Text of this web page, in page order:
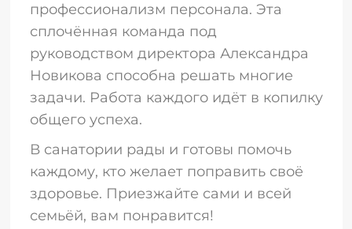
профессионализм персонала. Эта
сплочённая команда под
руководством директора Александра
Новикова способна решать многие
задачи. Работа каждого идёт в копилку
общего успеха.
В санатории рады и готовы помочь
каждому, кто желает поправить своё
здоровье. Приезжайте сами и всей
семьёй, вам понравится!